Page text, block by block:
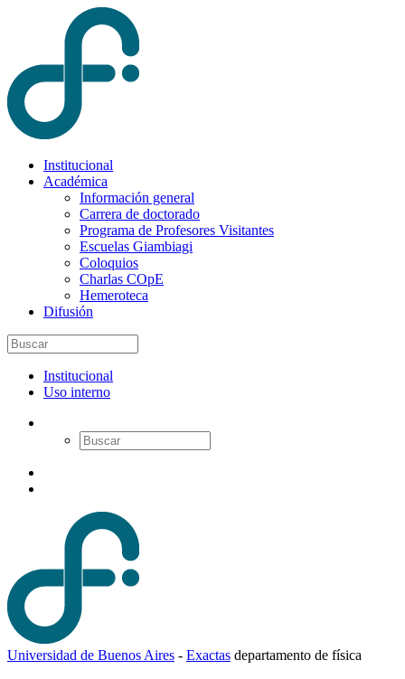
Institucional
Académica
Información general
Carrera de doctorado
Programa de Profesores Visitantes
Escuelas Giambiagi
Coloquios
Charlas COpE
Hemeroteca
Difusión
Institucional
Uso interno
Universidad de Buenos Aires - Exactas departamento de física